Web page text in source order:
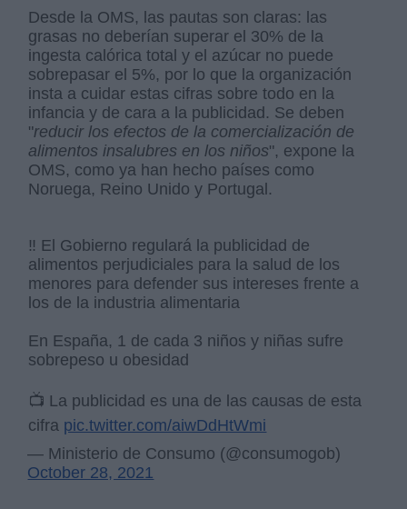
Desde la OMS, las pautas son claras: las
grasas no deberían superar el 30% de la
ingesta calórica total y el azúcar no puede
sobrepasar el 5%, por lo que la organización
insta a cuidar estas cifras sobre todo en la
infancia y de cara a la publicidad. Se deben
"reducir los efectos de la comercialización de
alimentos insalubres en los niños", expone la
OMS, como ya han hecho países como
Noruega, Reino Unido y Portugal.
‼ El Gobierno regulará la publicidad de
alimentos perjudiciales para la salud de los
menores para defender sus intereses frente a
los de la industria alimentaria
En España, 1 de cada 3 niños y niñas sufre
sobrepeso u obesidad
📺 La publicidad es una de las causas de esta
cifra pic.twitter.com/aiwDdHtWmi
— Ministerio de Consumo (@consumogob)
October 28, 2021